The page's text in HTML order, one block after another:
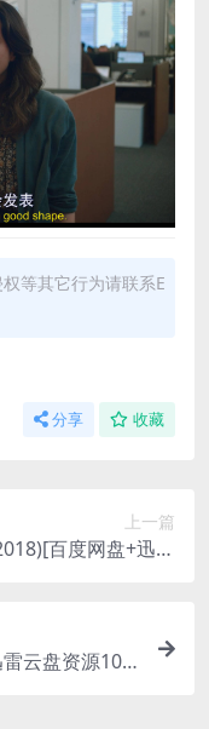
等其它行为请联系E
分享 收藏
上一篇
百度网盘+迅雷
云盘资源108